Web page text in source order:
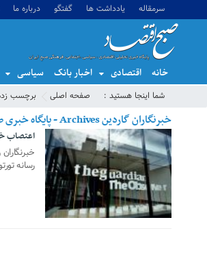
سرمقاله یادداشت ها گفتگو درباره ما
خانه اقتصادی اخبار بانک سیاسی
شما اینجا هستید : صفحه اصلی برچسب
خبرنگاران گاردین Archives - پایگاه خبری صبح اقتصاد آنلاین،تحلیل اقتصادی،اخبار اقتصادی
04 دسامبر 2024
اعتصاب
رسانه